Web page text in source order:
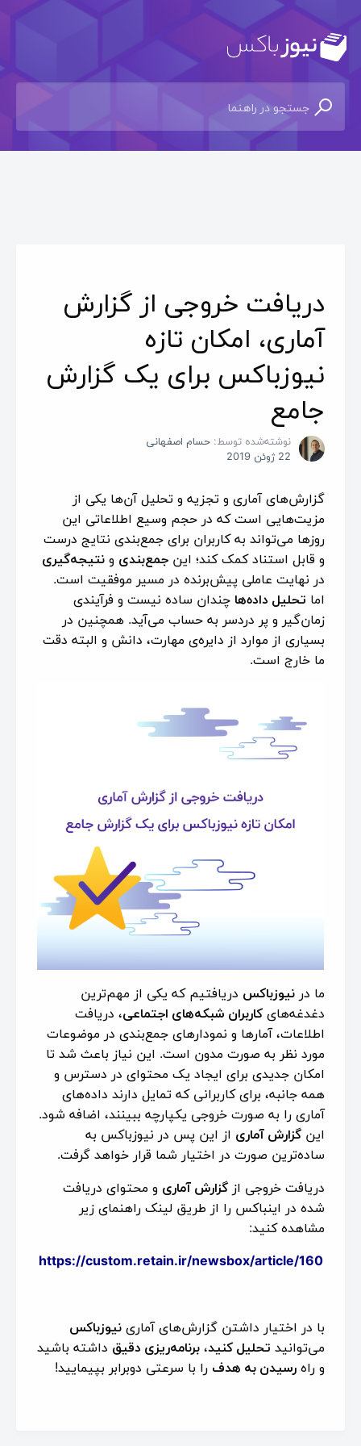
دریافت خروجی از گزارش
آماری، امکان تازه
نیوزباکس برای یک گزارش
جامع
نوشته‌شده توسط: حسام اصفهانی
22 ژوئن 2019
گزارش‌های آماری و تجزیه و تحلیل آن‌ها یکی از
مزیت‌هایی است که در حجم وسیع اطلاعاتی این
روزها می‌تواند به کاربران برای جمع‌بندی نتایج درست
و قابل استناد کمک کند؛ این جمع‌بندی و نتیجه‌گیری
در نهایت عاملی پیش‌برنده در مسیر موفقیت است.
اما تحلیل داده‌ها چندان ساده نیست و فرآیندی
زمان‌گیر و پر دردسر به حساب می‌آید. همچنین در
بسیاری از موارد از دایره‌ی مهارت، دانش و البته دقت
ما خارج است.
ما در نیوزباکس دریافتیم که یکی از مهم‌ترین
دغدغه‌های کاربران شبکه‌های اجتماعی، دریافت
اطلاعات، آمارها و نمودارهای جمع‌بندی در موضوعات
مورد نظر به صورت مدون است. این نیاز باعث شد تا
امکان جدیدی برای ایجاد یک محتوای در دسترس و
همه جانبه، برای کاربرانی که تمایل دارند داده‌های
آماری را به صورت خروجی یکپارچه ببینند، اضافه شود.
این گزارش آماری از این پس در نیوزباکس به
ساده‌ترین صورت در اختیار شما قرار خواهد گرفت.
دریافت خروجی از گزارش آماری و محتوای دریافت
شده در اینباکس را از طریق لینک راهنمای زیر
مشاهده کنید:
https://custom.retain.ir/newsbox/article/160
با در اختیار داشتن گزارش‌های آماری نیوزباکس
می‌توانید تحلیل کنید، برنامه‌ریزی دقیق داشته باشید
و راه رسیدن به هدف را با سرعتی دوبرابر بپیمایید!